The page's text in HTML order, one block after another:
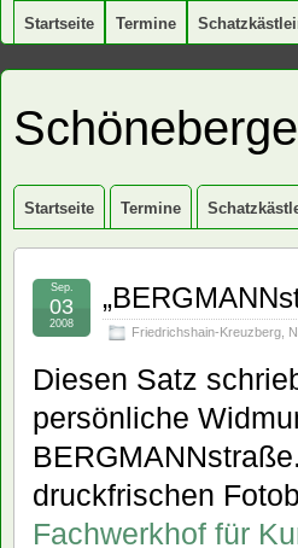
Startseite Termine
Startseite Termine
Friedrichshain-Kreuzberg
Sep.
03
2008
Diesen Satz
persönliche
druckfrischen
Fachwerkhof für